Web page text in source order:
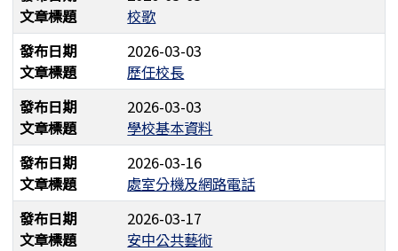
文章標題
校歌
發布日期
2026-03-03
文章標題
歷任校長
發布日期
2026-03-03
文章標題
學校基本資料
發布日期
2026-03-16
文章標題
處室分機及網路電話
發布日期
2026-03-17
文章標題
安中公共藝術